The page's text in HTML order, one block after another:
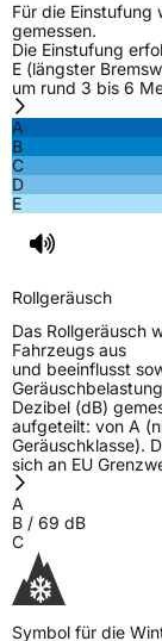
Für die Einstufung
gemessen.
Die Einstufung
E (längster
um rund 3 bis 6
A
B
C
D
E
Rollgeräusch
Das Rollgeräusch
Fahrzeugs aus
und beeinflusst
Dezibel (dB)
aufgeteilt: von A
Geräuschklasse).
sich an EU
A
B / 69 dB
C
Symbol für die